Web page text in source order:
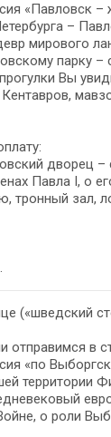
«Павловск
–
мирового
парку
Вы
Кентавров,
дворец
Павла I, о
тронный зал,
(«шведский
отправимся в
«по
территории
о роли